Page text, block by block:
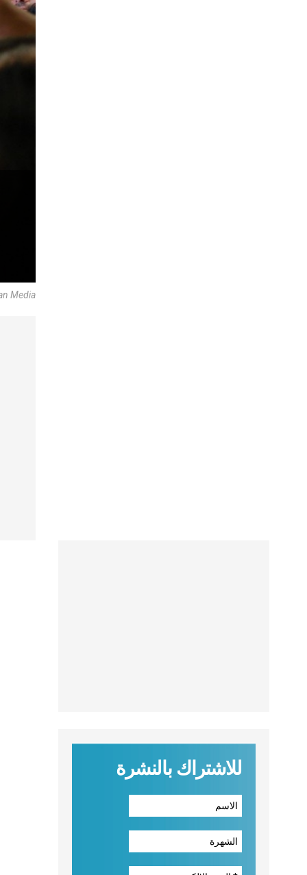
Media
للاشتراك بالنشرة